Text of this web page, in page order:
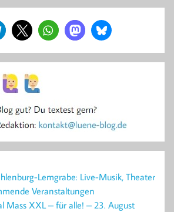
Lemgrabe: Live-Musik, Theater
Veranstaltungen
Mass XXL – für alle! – 23. August